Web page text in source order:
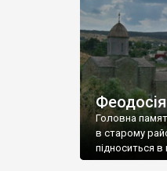
Головна
в старому
підноситься в